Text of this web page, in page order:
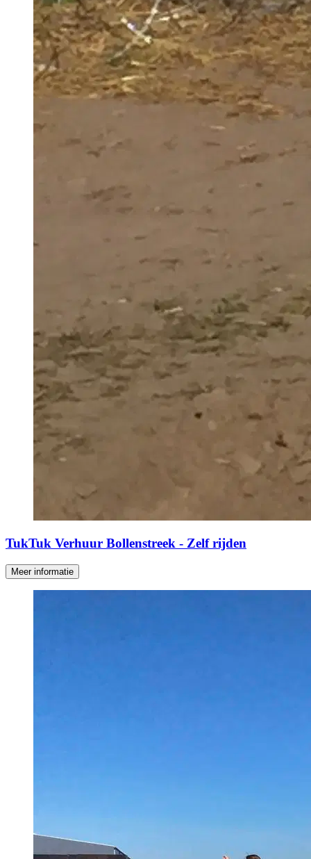
TukTuk Verhuur Bollenstreek - Zelf rijden
Meer informatie